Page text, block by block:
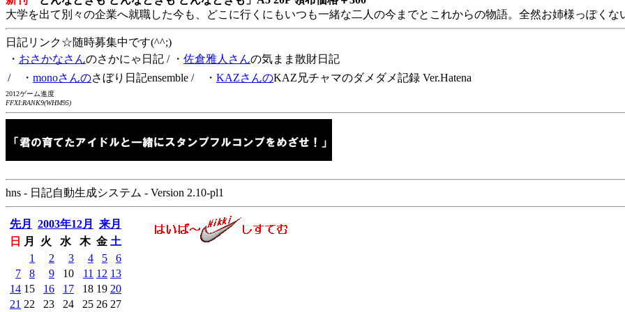
大学を出て別々の企業へ就職した今も、どこに行くにもいつも一緒な二人の今までとこれからの物語。全然お姉様っぽくな
日記リンク☆随時募集中です(^^;)
・ おさかなさんのさかにゃ日記 / ・ 佐倉雅人さんの気まま散財日記
/ ・ monoさんのさぼり日記ensemble / ・ KAZさんのKAZ兄チャマのダメダメ記録 Ver.Hatena
2012ゲーム進度
FFXI:RANK9(WHM95)
hns - 日記自動生成システム - Version 2.10-pl1
先月 2003年12月
来月
日
月 火 水 木 金 土
1
2 3 4 5
6
7
8 9 10 11 12 13
14 15 16 17 18 19 20
21 22 23 24 25 26 27